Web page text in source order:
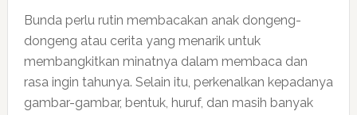
Bunda perlu rutin membacakan anak dongeng-
dongeng atau cerita yang menarik untuk
membangkitkan minatnya dalam membaca dan
rasa ingin tahunya. Selain itu, perkenalkan kepadanya
gambar-gambar, bentuk, huruf, dan masih banyak